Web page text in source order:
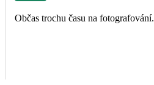
Občas trochu času na fotografování.